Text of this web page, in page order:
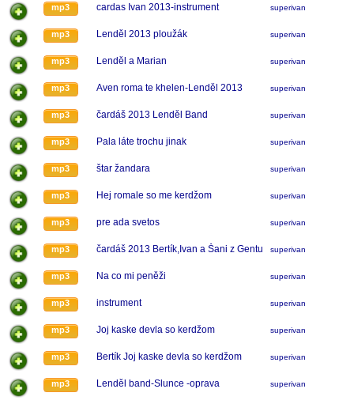
mp3 cardas Ivan 2013-instrument superivan
mp3 Lenděl 2013 ploužák superivan
mp3 Lenděl a Marian superivan
mp3 Aven roma te khelen-Lenděl 2013 superivan
mp3 čardáš 2013 Lenděl Band superivan
mp3 Pala láte trochu jinak superivan
mp3 štar žandara superivan
mp3 Hej romale so me kerdžom superivan
mp3 pre ada svetos superivan
mp3 čardáš 2013 Bertík,Ivan a Šani z Gentu superivan
mp3 Na co mi peněži superivan
mp3 instrument superivan
mp3 Joj kaske devla so kerdžom superivan
mp3 Bertík Joj kaske devla so kerdžom superivan
mp3 Lenděl band-Slunce -oprava superivan